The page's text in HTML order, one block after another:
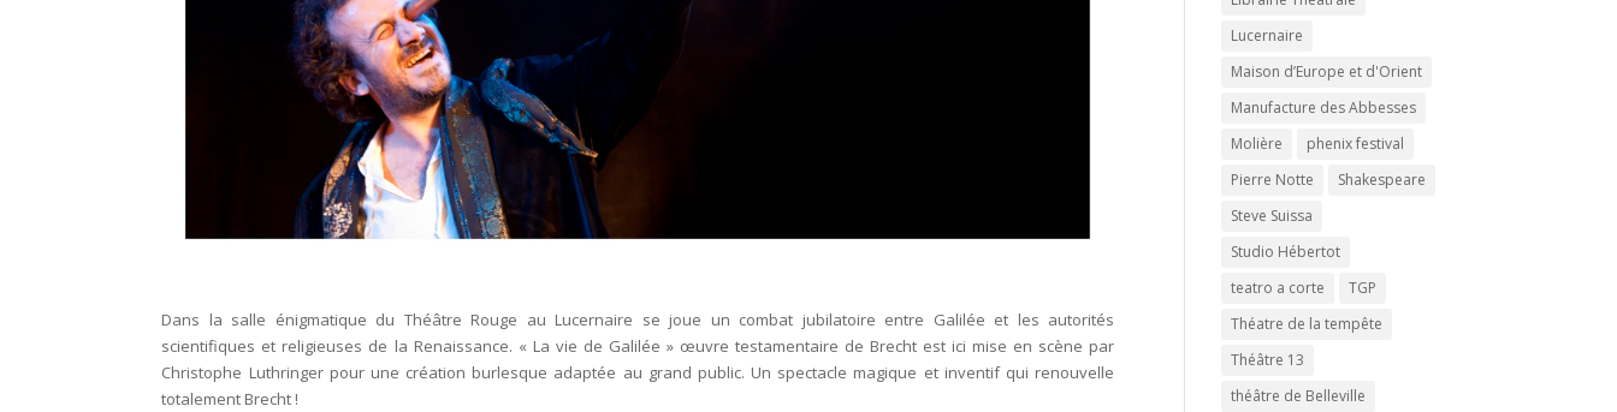
Dans la salle énigmatique du Théâtre Rouge au Lucernaire se joue un combat jubilatoire entre Galilée et les autorités
scientifiques et religieuses de la Renaissance. « La vie de Galilée » œuvre testamentaire de Brecht est ici mise en scène par
Christophe Luthringer pour une création burlesque adaptée au grand public. Un spectacle magique et inventif qui renouvelle
totalement Brecht !
Lucernaire
Maison d’Europe et d'Orient
Manufacture des Abbesses
Molière
phenix festival
Pierre Notte
Shakespeare
Steve Suissa
Studio Hébertot
teatro a corte
TGP
Théatre de la tempête
Théâtre 13
théâtre de Belleville